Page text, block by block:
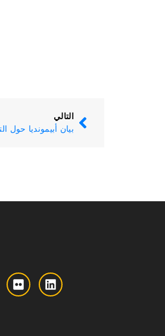
التالي
بيان أبيمونديا حول